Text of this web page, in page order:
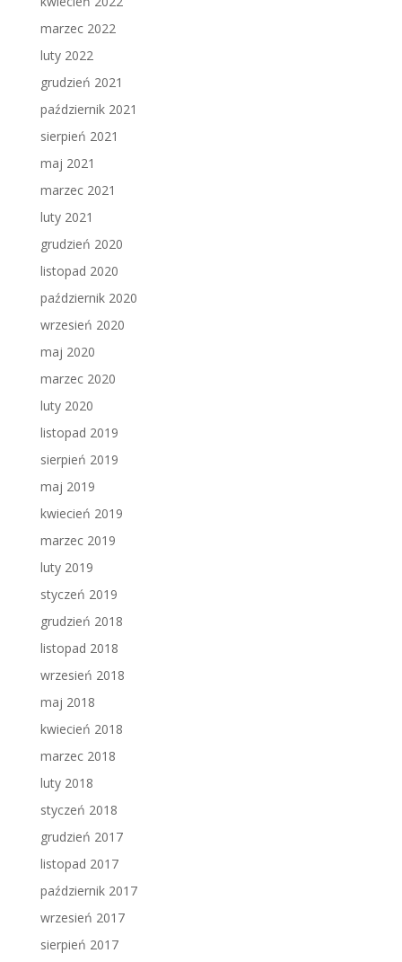
marzec 2022
luty 2022
grudzień 2021
październik 2021
sierpień 2021
maj 2021
marzec 2021
luty 2021
grudzień 2020
listopad 2020
październik 2020
wrzesień 2020
maj 2020
marzec 2020
luty 2020
listopad 2019
sierpień 2019
maj 2019
kwiecień 2019
marzec 2019
luty 2019
styczeń 2019
grudzień 2018
listopad 2018
wrzesień 2018
maj 2018
kwiecień 2018
marzec 2018
luty 2018
styczeń 2018
grudzień 2017
listopad 2017
październik 2017
wrzesień 2017
sierpień 2017